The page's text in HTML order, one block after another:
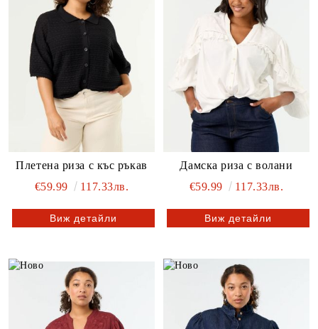
Плетена риза с къс ръкав
€59.99
117.33лв.
Виж детайли
Дамска риза с волани
€59.99
117.33лв.
Виж детайли